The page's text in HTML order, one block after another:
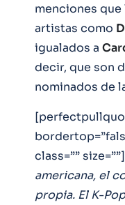
menciones
artistas como
igualados a
decir, que son
nominados de
class=”” size=””]
americana, el
propia. El K-